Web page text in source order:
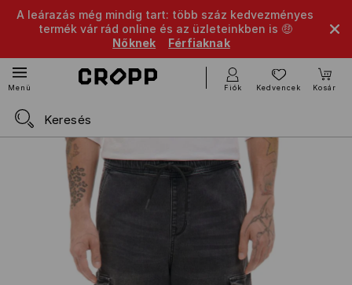
A leárazás még mindig tart: több száz kedvezményes
termék vár rád online és az üzleteinkben is 🤑
Nőknek
Férfiaknak
Menü Fiók Kedvencek Kosár